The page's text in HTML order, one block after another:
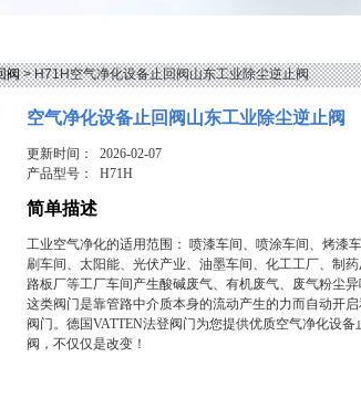
阀> H71H空气净化设备止回阀山东工业除尘逆止阀
空气净化设备止回阀山东工业除尘逆止阀
更新时间： 2026-02-07
产品型号：H71H
简单描述
工业空气净化的适用范围： 喷漆车间、喷涂车间、烤漆
刷车间、太阳能、光伏产业、油墨车间、化工工厂、制
路板厂等工厂车间产生酸碱废气、有机废气、废气粉尘异
这类阀门是靠管路中介质本身的流动产生的力而自动开
阀门。德国VATTEN法登阀门为您提供优质空气净化设
阀，不仅仅是改变！